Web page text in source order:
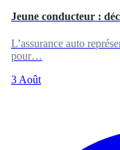
Jeune conducteur :
L’assurance auto
pour…
3 Août